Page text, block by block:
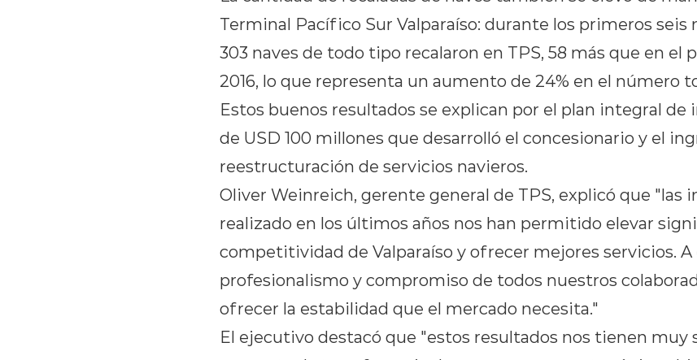
Terminal Pacífico Sur Valparaíso: durante los primeros seis
303 naves de todo tipo recalaron en TPS, 58 más que en el
2016, lo que representa un aumento de 24% en el número
Estos buenos resultados se explican por el plan integral de
de USD 100 millones que desarrolló el concesionario y el
reestructuración de servicios navieros.
Oliver Weinreich, gerente general de TPS, explicó que "las
realizado en los últimos años nos han permitido elevar
competitividad de Valparaíso y ofrecer mejores servicios. A
profesionalismo y compromiso de todos nuestros
ofrecer la estabilidad que el mercado necesita."
El ejecutivo destacó que "estos resultados nos tienen muy